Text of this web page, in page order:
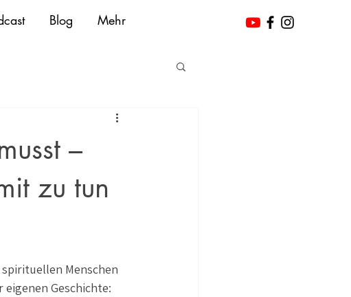
Blog Mehr
–
zu tun
Menschen
Geschichte: